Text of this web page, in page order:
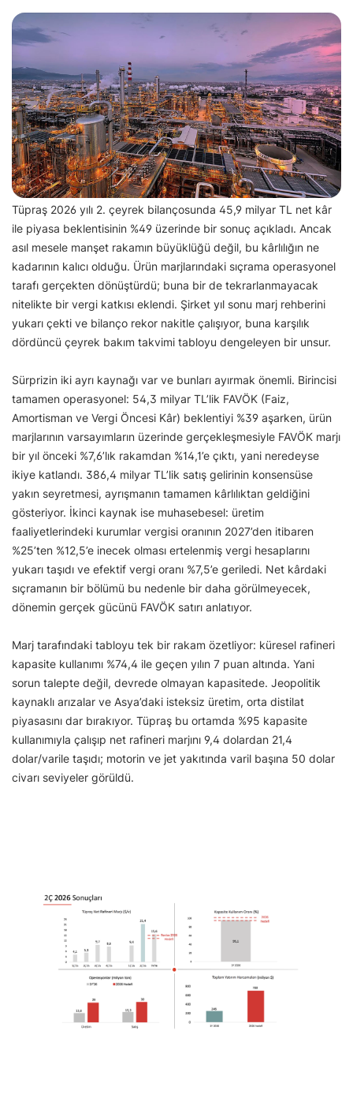
Tüpraş 2026 yılı 2. çeyrek bilançosunda 45,9 milyar TL net kâr
ile piyasa beklentisinin %49 üzerinde bir sonuç açıkladı. Ancak
asıl mesele manşet rakamın büyüklüğü değil, bu kârlılığın ne
kadarının kalıcı olduğu. Ürün marjlarındaki sıçrama operasyonel
tarafı gerçekten dönüştürdü; buna bir de tekrarlanmayacak
nitelikte bir vergi katkısı eklendi. Şirket yıl sonu marj rehberini
yukarı çekti ve bilanço rekor nakitle çalışıyor, buna karşılık
dördüncü çeyrek bakım takvimi tabloyu dengeleyen bir unsur.
Sürprizin iki ayrı kaynağı var ve bunları ayırmak önemli. Birincisi
tamamen operasyonel: 54,3 milyar TL’lik FAVÖK (Faiz,
Amortisman ve Vergi Öncesi Kâr) beklentiyi %39 aşarken, ürün
marjlarının varsayımların üzerinde gerçekleşmesiyle FAVÖK marjı
bir yıl önceki %7,6’lık rakamdan %14,1’e çıktı, yani neredeyse
ikiye katlandı. 386,4 milyar TL’lik satış gelirinin konsensüse
yakın seyretmesi, ayrışmanın tamamen kârlılıktan geldiğini
gösteriyor. İkinci kaynak ise muhasebesel: üretim
faaliyetlerindeki kurumlar vergisi oranının 2027’den itibaren
%25’ten %12,5’e inecek olması ertelenmiş vergi hesaplarını
yukarı taşıdı ve efektif vergi oranı %7,5’e geriledi. Net kârdaki
sıçramanın bir bölümü bu nedenle bir daha görülmeyecek,
dönemin gerçek gücünü FAVÖK satırı anlatıyor.
Marj tarafındaki tabloyu tek bir rakam özetliyor: küresel rafineri
kapasite kullanımı %74,4 ile geçen yılın 7 puan altında. Yani
sorun talepte değil, devrede olmayan kapasitede. Jeopolitik
kaynaklı arızalar ve Asya’daki isteksiz üretim, orta distilat
piyasasını dar bırakıyor. Tüpraş bu ortamda %95 kapasite
kullanımıyla çalışıp net rafineri marjını 9,4 dolardan 21,4
dolar/varile taşıdı; motorin ve jet yakıtında varil başına 50 dolar
civarı seviyeler görüldü.